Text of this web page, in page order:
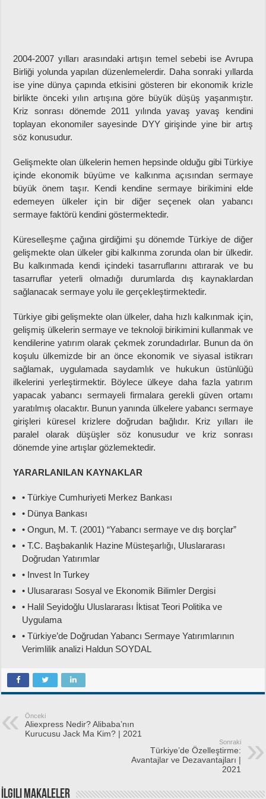
2004-2007 yılları arasındaki artışın temel sebebi ise Avrupa
Birliği yolunda yapılan düzenlemelerdir. Daha sonraki yıllarda
ise yine dünya çapında etkisini gösteren bir ekonomik krizle
birlikte önceki yılın artışına göre büyük düşüş yaşanmıştır.
Kriz sonrası dönemde 2011 yılında yavaş yavaş kendini
toplayan ekonomiler sayesinde DYY girişinde yine bir artış
söz konusudur.
Gelişmekte olan ülkelerin hemen hepsinde olduğu gibi Türkiye
içinde ekonomik büyüme ve kalkınma açısından sermaye
büyük önem taşır. Kendi kendine sermaye birikimini elde
edemeyen ülkeler için bir diğer seçenek olan yabancı
sermaye faktörü kendini göstermektedir.
Küreselleşme çağına girdiğimi şu dönemde Türkiye de diğer
gelişmekte olan ülkeler gibi kalkınma zorunda olan bir ülkedir.
Bu kalkınmada kendi içindeki tasarruflarını attırarak ve bu
tasarruflar yeterli olmadığı durumlarda dış kaynaklardan
sağlanacak sermaye yolu ile gerçekleştirmektedir.
Türkiye gibi gelişmekte olan ülkeler, daha hızlı kalkınmak için,
gelişmiş ülkelerin sermaye ve teknoloji birikimini kullanmak ve
kendilerine yatırım olarak çekmek zorundadırlar. Bunun da ön
koşulu ülkemizde bir an önce ekonomik ve siyasal istikrarı
sağlamak, uygulamada saydamlık ve hukukun üstünlüğü
ilkelerini yerleştirmektir. Böylece ülkeye daha fazla yatırım
yapacak yabancı sermayeli firmalara gerekli güven ortamı
yaratılmış olacaktır. Bunun yanında ülkelere yabancı sermaye
girişleri küresel krizlere doğrudan bağlıdır. Kriz yılları ile
paralel olarak düşüşler söz konusudur ve kriz sonrası
dönemde yine artışlar gözlemektedir.
YARARLANILAN KAYNAKLAR
• Türkiye Cumhuriyeti Merkez Bankası
• Dünya Bankası
• Ongun, M. T. (2001) “Yabancı sermaye ve dış borçlar”
• T.C. Başbakanlık Hazine Müsteşarlığı, Uluslararası
Doğrudan Yatırımlar
• Invest In Turkey
• Ulusararası Sosyal ve Ekonomik Bilimler Dergisi
• Halil Seyidoğlu Uluslararası İktisat Teori Politika ve
Uygulama
• Türkiye’de Doğrudan Yabancı Sermaye Yatırımlarının
Verimlilik analizi Haldun SOYDAL
Önceki
Aliexpress Nedir? Alibaba’nın
Kurucusu Jack Ma Kim? | 2021
Sonraki
Türkiye’de Özelleştirme:
Avantajlar ve Dezavantajları |
2021
İlgili Makaleler